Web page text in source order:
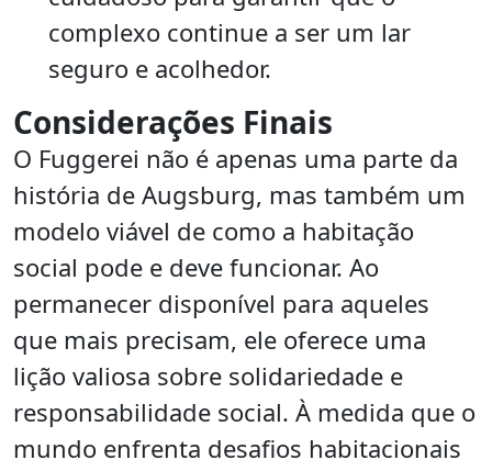
complexo continue a ser um lar
seguro e acolhedor.
Considerações Finais
O Fuggerei não é apenas uma parte da
história de Augsburg, mas também um
modelo viável de como a habitação
social pode e deve funcionar. Ao
permanecer disponível para aqueles
que mais precisam, ele oferece uma
lição valiosa sobre solidariedade e
responsabilidade social. À medida que o
mundo enfrenta desafios habitacionais